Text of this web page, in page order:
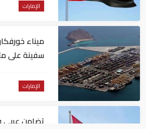
الإمارات
ميناء
الإمارات
تضامن عربي